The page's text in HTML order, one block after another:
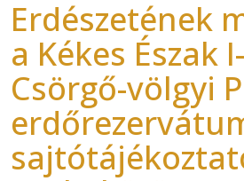
Erdészetének
a Kékes Észak
Csörgő-völgyi